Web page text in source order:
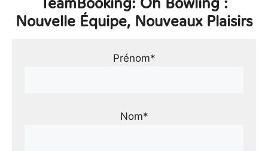
Nouvelle Équipe, Nouveaux Plaisirs
Prénom*
Nom*